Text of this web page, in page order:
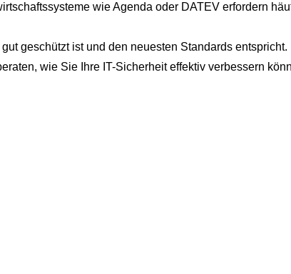
wie Agenda oder DATEV erfordern
geschützt ist und den neuesten Standards entspricht.
wie Sie Ihre IT-Sicherheit effektiv verbessern